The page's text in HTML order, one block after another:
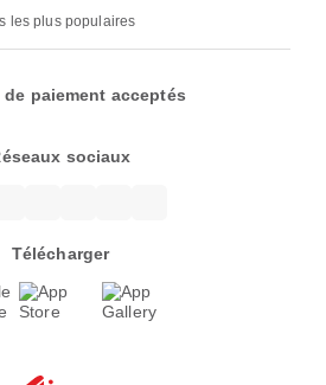
les plus populaires
de paiement acceptés
sociaux
Télécharger